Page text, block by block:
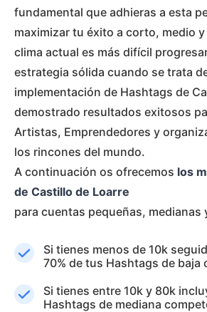
fundamental que adhieras a esta
maximizar tu éxito a corto, medio
clima actual es más difícil
estrategia sólida cuando se trata
implementación de Hashtags de
demostrado resultados exitosos
Artistas, Emprendedores y
los rincones del mundo.
A continuación os ofrecemos los
de Castillo de Loarre
para cuentas pequeñas, medianas
Si tienes menos de 10k
70% de tus Hashtags de baja
Si tienes entre 10k y 80k
Hashtags de mediana